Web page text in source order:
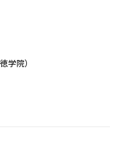
院）